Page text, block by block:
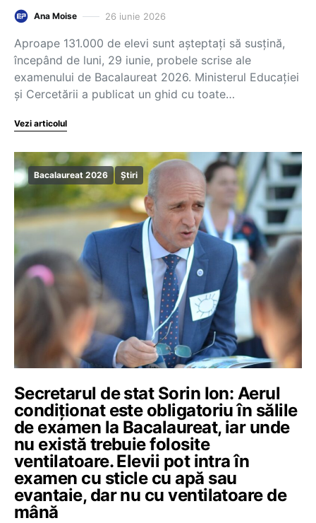
Ana Moise 26 iunie 2026
Aproape 131.000 de elevi sunt așteptați să susțină,
începând de luni, 29 iunie, probele scrise ale
examenului de Bacalaureat 2026. Ministerul Educației
și Cercetării a publicat un ghid cu toate…
Vezi articolul
Bacalaureat 2026 Știri
Secretarul de stat Sorin Ion: Aerul
condiționat este obligatoriu în sălile
de examen la Bacalaureat, iar unde
nu există trebuie folosite
ventilatoare. Elevii pot intra în
examen cu sticle cu apă sau
evantaie, dar nu cu ventilatoare de
mână